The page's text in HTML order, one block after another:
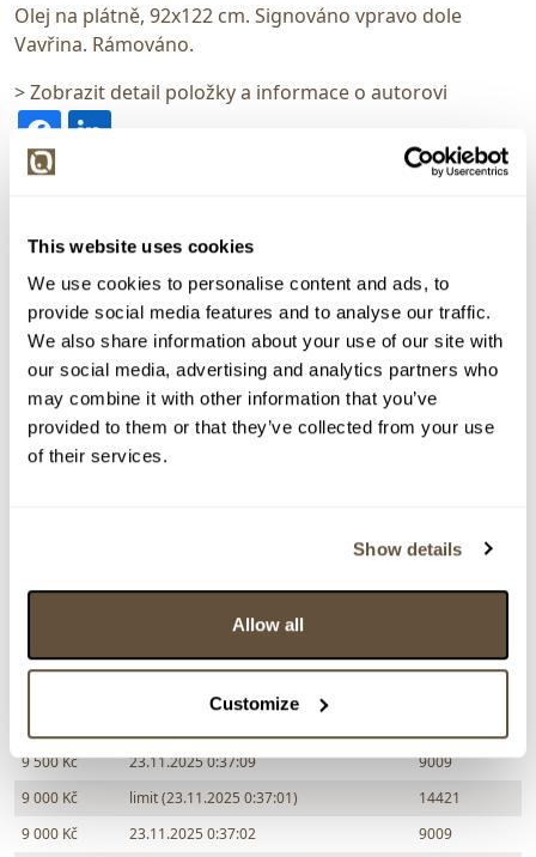
This website uses cookies
We use cookies to personalise content and ads, to
provide social media features and to analyse our traffic.
We also share information about your use of our site with
our social media, advertising and analytics partners who
may combine it with other information that you’ve
provided to them or that they’ve collected from your use
of their services.
Show details
Allow all
Customize
Olej na plátně, 92x122 cm. Signováno vpravo dole
Vavřina. Rámováno.
> Zobrazit detail položky a informace o autorovi
VYDRAŽENO
František Vavřina
148828. Velká Praha
Dražba ukončena:
26.11.2025 20:07:00
Vyvolávací cena:
3 000 Kč
vydraženo za:
9 500 Kč
Chcete prodat obraz od stejného autora?
> Zobrazit informaci jak prodat obraz v aukci
9 500 Kč
23.11.2025 0:37:09
9009
9 000 Kč
limit (23.11.2025 0:37:01)
14421
9 000 Kč
23.11.2025 0:37:02
9009